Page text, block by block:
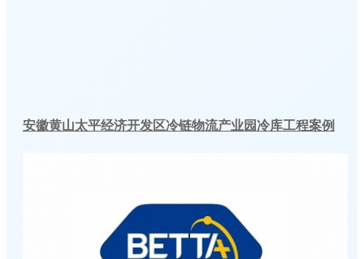
安徽黄山太平经济开发区冷链物流产业园冷库工程案例